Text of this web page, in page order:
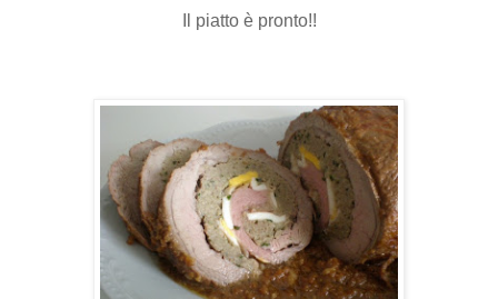
Il piatto è pronto!!